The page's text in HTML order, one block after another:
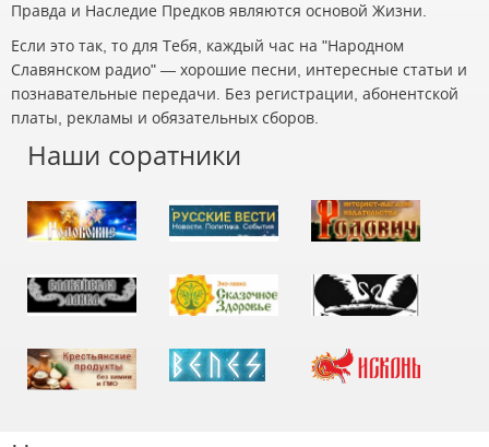
Правда и Наследие Предков являются основой Жизни.
Если это так, то для Тебя, каждый час на "Народном
Славянском радио" — хорошие песни, интересные статьи и
познавательные передачи. Без регистрации, абонентской
платы, рекламы и обязательных сборов.
Наши соратники